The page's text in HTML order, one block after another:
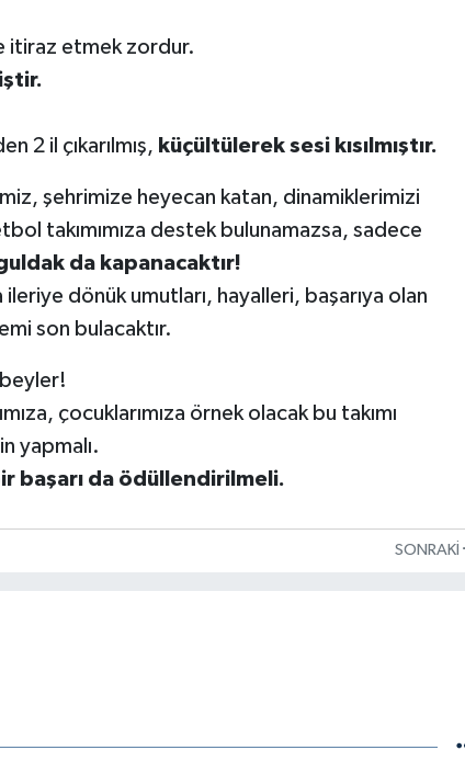
itiraz etmek zordur.
2 il çıkarılmış, küçültülerek sesi kısılmıştır.
şehrimize heyecan katan, dinamiklerimizi
takımımıza destek bulunamazsa, sadece
da kapanacaktır!
dönük umutları, hayalleri, başarıya olan
son bulacaktır.
çocuklarımıza örnek olacak bu takımı
yapmalı.
başarı da ödüllendirilmeli.
SONRAKI